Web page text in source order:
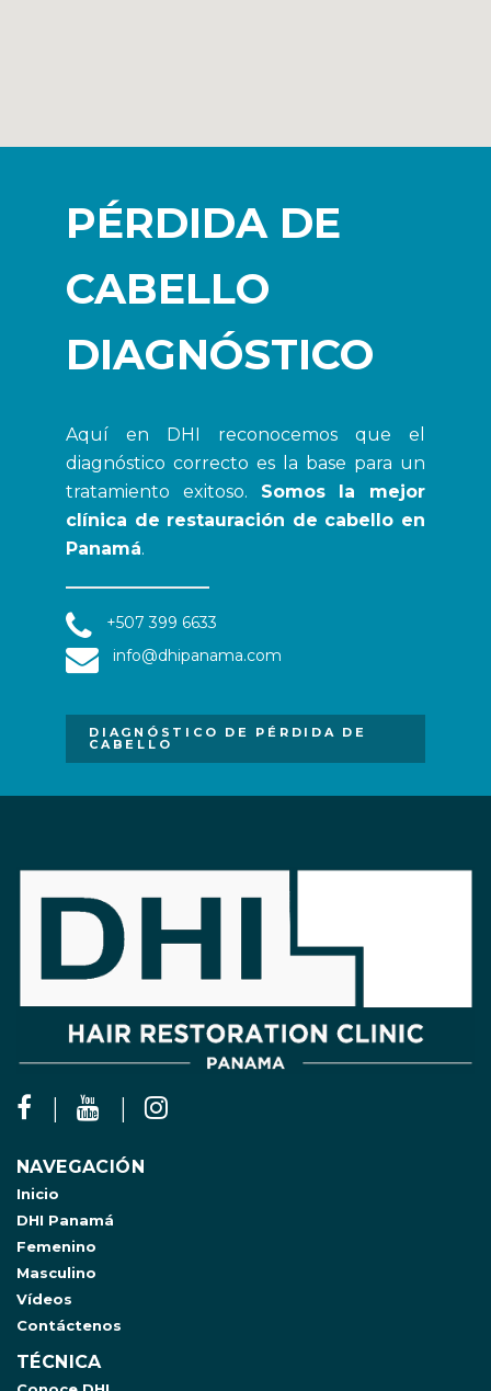
PÉRDIDA DE
CABELLO
DIAGNÓSTICO
Aquí en DHI reconocemos que el
diagnóstico correcto es la base para un
tratamiento exitoso. Somos la mejor
clínica de restauración de cabello en
Panamá.
+507 399 6633
info@dhipanama.com
DIAGNÓSTICO DE PÉRDIDA DE
CABELLO
NAVEGACIÓN
Inicio
DHI Panamá
Femenino
Masculino
Vídeos
Contáctenos
TÉCNICA